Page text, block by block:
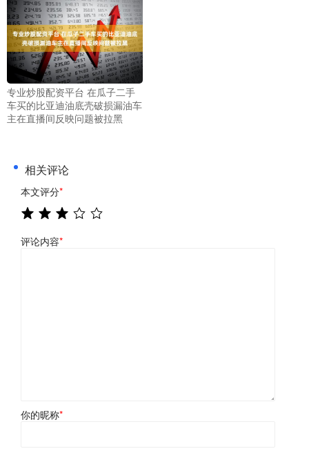
专业炒股配资平台 在瓜子二手
车买的比亚迪油底壳破损漏油车
主在直播间反映问题被拉黑
相关评论
本文评分*
评论内容*
你的昵称*